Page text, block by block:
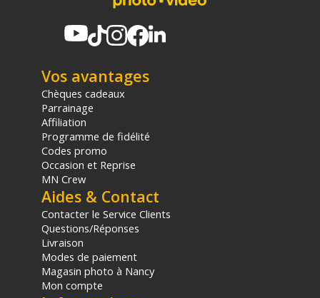
Vos avantages
Chèques cadeaux
Parrainage
Affiliation
Programme de fidélité
Codes promo
Occasion et Reprise
MN Crew
Aides & Contact
Contacter le Service Clients
Questions/Réponses
Livraison
Modes de paiement
Magasin photo à Nancy
Mon compte